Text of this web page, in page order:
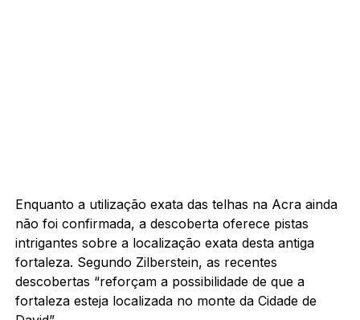
Enquanto a utilização exata das telhas na Acra ainda
não foi confirmada, a descoberta oferece pistas
intrigantes sobre a localização exata desta antiga
fortaleza. Segundo Zilberstein, as recentes
descobertas “reforçam a possibilidade de que a
fortaleza esteja localizada no monte da Cidade de